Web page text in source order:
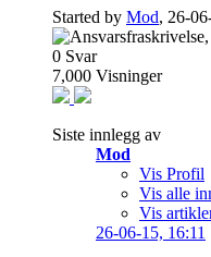
Started by Mod, 26-
0 Svar
7,000 Visninger
Siste innlegg av
Mod
Vis Profil
Vis alle
Vis
26-06-15, 16:11